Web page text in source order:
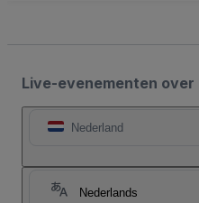
Live-evenementen over
Nederland
Nederlands